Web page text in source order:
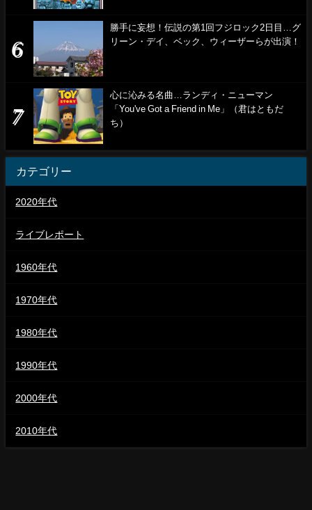
勝手に妄想！伝説の第1回フジロック2日目…グ
リーン・デイ、ベック、ウィーザーらが出演！
心に沁みる名曲…ランディ・ニューマン
「You've Got a Friend in Me」（君はともだ
ち）
カテゴリー
2020年代
ライブレポート
1960年代
1970年代
1980年代
1990年代
2000年代
2010年代